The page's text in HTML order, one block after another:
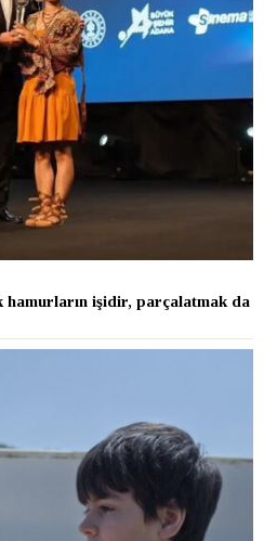
hamurların işidir, parçalatmak da